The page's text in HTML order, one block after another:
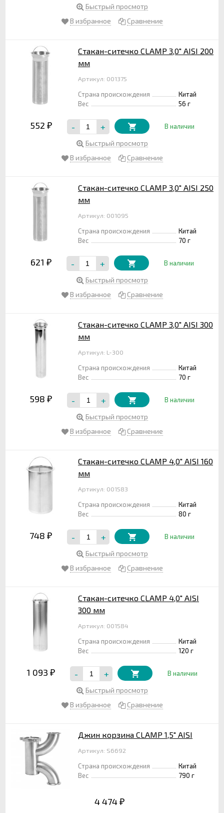
Быстрый просмотр
В избранное
Сравнение
Стакан-ситечко CLAMP 3,0" AISI 200
мм
Артикул: 001375
Страна происхождения
Китай
Вес
56 г
552 ₽ - + В наличии
Быстрый просмотр
В избранное
Сравнение
Стакан-ситечко CLAMP 3,0" AISI 250
мм
Артикул: 001095
Страна происхождения
Китай
Вес
70 г
621 ₽ - + В наличии
Быстрый просмотр
В избранное
Сравнение
Стакан-ситечко CLAMP 3,0" AISI 300
мм
Артикул: L-300
Страна происхождения
Китай
Вес
70 г
598 ₽ - + В наличии
Быстрый просмотр
В избранное
Сравнение
Стакан-ситечко CLAMP 4,0" AISI 160
мм
Артикул: 001583
Страна происхождения
Китай
Вес
80 г
748 ₽ - + В наличии
Быстрый просмотр
В избранное
Сравнение
Стакан-ситечко CLAMP 4,0" AISI
300 мм
Артикул: 001584
Страна происхождения
Китай
Вес
120 г
1 093 ₽ - + В наличии
Быстрый просмотр
В избранное
Сравнение
Джин корзина CLAMP 1,5" AISI
Артикул: S6692
Страна происхождения
Китай
Вес
790 г
4 474 ₽